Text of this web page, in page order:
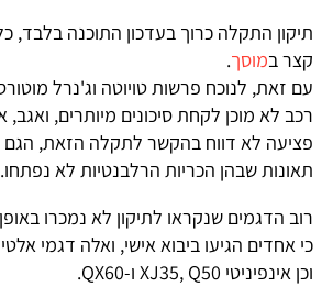
תיקון התקלה כרוך בעדכון התוכנה בלבד,
קצר במוסך.
עם זאת, לנוכח פרשות טויוטה וג'נרל
רכב לא מוכן לקחת סיכונים מיותרים,
פציעה לא דווח בהקשר לתקלה הזאת, הגם
תאונות שבהן הכריות הרלבנטיות לא נפתחו.
רוב הדגמים שנקראו לתיקון לא נמכרו
כי אחדים הגיעו ביבוא אישי, ואלה דגמי
וכן אינפיניטי XJ35, Q50 ו-QX60.